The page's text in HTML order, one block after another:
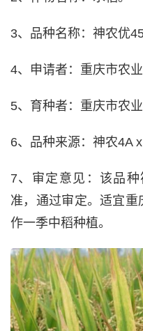
3、品种名称：神农优
4、申请者：重庆市农业
5、育种者：重庆市农业
6、品种来源：神农4A x
7、审定意见：该品
准，通过审定。适宜
作一季中稻种植。